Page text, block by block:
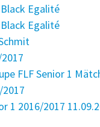
Egalité
Egalité
FLF Senior 1
1 2016/2017